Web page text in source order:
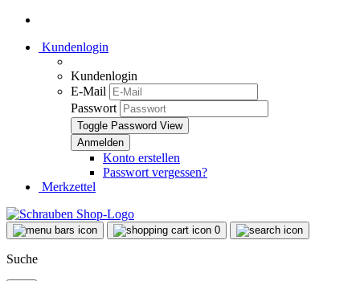
Kundenlogin
Kundenlogin
E-Mail
Passwort
Toggle Password View
Konto erstellen
Passwort vergessen?
Merkzettel
0
Suche